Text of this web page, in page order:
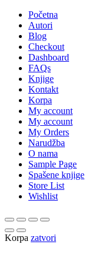
Početna
Autori
Blog
Checkout
Dashboard
FAQs
Knjige
Kontakt
Korpa
My account
My account
My Orders
Narudžba
O nama
Sample Page
Spašene knjige
Store List
Wishlist
Korpa zatvori